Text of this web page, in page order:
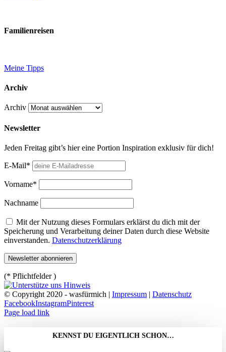
Familienreisen
Meine Tipps
Archiv
Archiv
Newsletter
Jeden Freitag gibt’s hier eine Portion Inspiration exklusiv für dich!
E-Mail*
Vorname*
Nachname
Mit der Nutzung dieses Formulars erklärst du dich mit der
Speicherung und Verarbeitung deiner Daten durch diese Website
einverstanden. Datenschutzerklärung
(* Pflichtfelder )
© Copyright 2020 - wasfürmich | Impressum | Datenschutz
FacebookInstagramPinterest
Page load link
KENNST DU EIGENTLICH SCHON…